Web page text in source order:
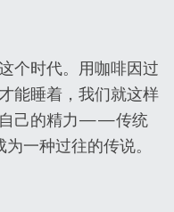
个时代。用咖啡因过
能睡着，我们就这样
自己的精力——传统
一种过往的传说。